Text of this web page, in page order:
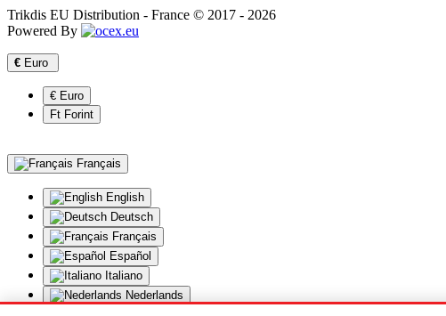
Trikdis EU Distribution - France © 2017 - 2026
Powered By
€ Euro
€ Euro
Ft Forint
Français
English
Deutsch
Français
Español
Italiano
Nederlands